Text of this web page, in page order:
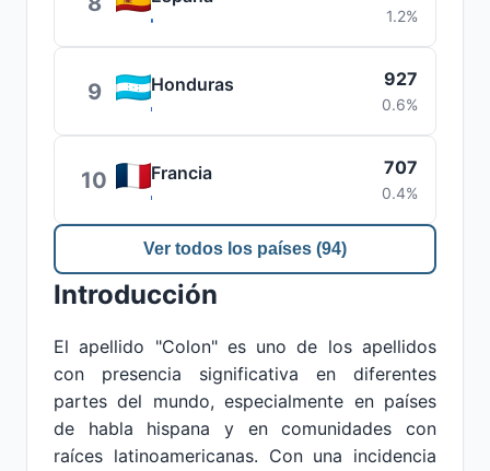
1.2%
9 Honduras 927
0.6%
10 Francia 707
0.4%
Ver todos los países (94)
Introducción
El apellido "Colon" es uno de los apellidos
con presencia significativa en diferentes
partes del mundo, especialmente en países
de habla hispana y en comunidades con
raíces latinoamericanas. Con una incidencia